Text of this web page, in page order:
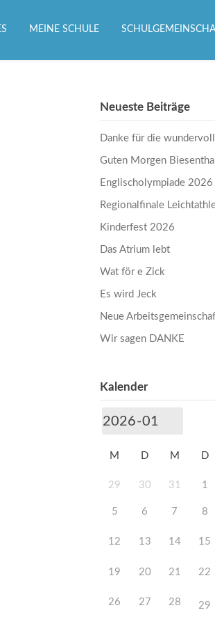
MEINE SCHULE
Neueste Beiträge
Danke für die
Guten Morgen Biesenthal
Englischolympiade 2026
Regionalfinale
Kinderfest 2026
Das Atrium lebt
Wat för e Zick
Es wird Jeck
Neue
Wir sagen DANKE
Kalender
M D M D
29 30 31 1
5 6 7 8
12 13 14 15
19 20 21 22
26 27 28 29